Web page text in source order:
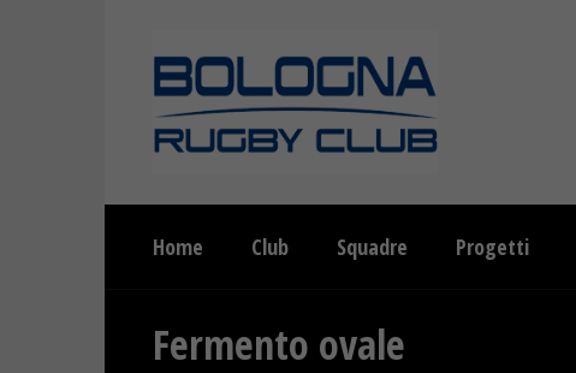
Home Club Squadre Progetti
Fermento ovale